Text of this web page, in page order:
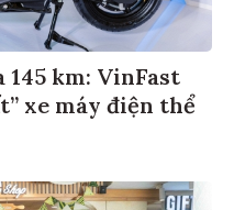
km: VinFast
xe máy điện thể